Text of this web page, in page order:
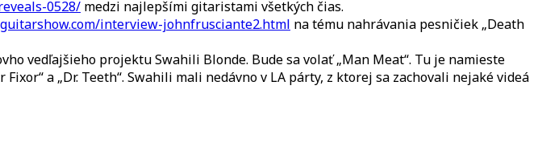
0528/ medzi najlepšími gitaristami všetkých čias.
interview-johnfrusciante2.html na tému nahrávania pesničiek „Death
vedľajšieho projektu Swahili Blonde. Bude sa volať „Man Meat“. Tu je namieste
a „Dr. Teeth“. Swahili mali nedávno v LA párty, z ktorej sa zachovali nejaké videá